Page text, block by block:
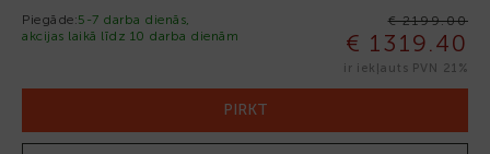
Piegāde:5-7 darba dienās,
akcijas laikā līdz 10 darba dienām
€ 2199.00
€ 1319.40
ir iekļauts PVN 21%
PIRKT